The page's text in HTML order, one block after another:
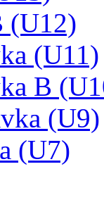
(U12)
(U11)
B
(U9)
(U7)